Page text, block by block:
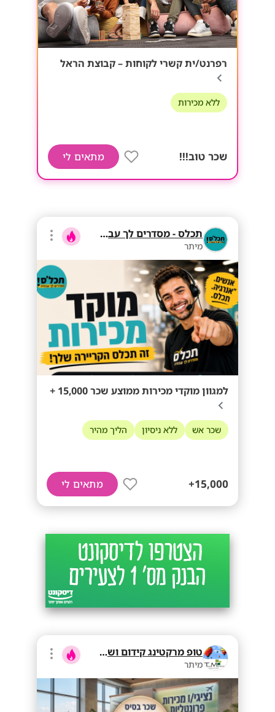
רפרנט/ית קשרי לקוחות – קבוצת הראל
ללא מכירות
שכר טוב!!! מתאים לי
תכלס - מסדרים לך עבודה
מיתר
למגוון מוקדי מכירות ממוצע שכר 15,000 +
שכר אש ללא ניסיון הליך מהיר
15,000+ מתאים לי
טופ מרקטינג קידום ושיווק בע"מ
מיתר